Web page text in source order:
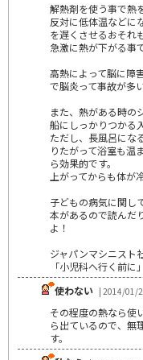
解熱剤を使う事で熱
反対に低体温などに
を遅くさせるおそれ
急激に熱が下がる事
高熱によって脳に障
で脳炎って事故が多い
また、熱がある時の
船にしっかりつかる
ただし、長風呂にな
りたがって浴室も温
ら効果的です。
上がってからも体が
子どもの病気に関し
本があるので読んだ
よ！
ジャパンマシニスト
「小児科へ行く前に」
使わない | 2014/01/
その程度の熱なら使
ら出ているので、無
す。